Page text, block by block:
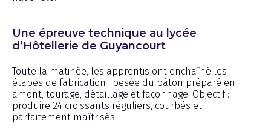
Une épreuve technique au lycée
d’Hôtellerie de Guyancourt
Toute la matinée, les apprentis ont enchaîné les
étapes de fabrication : pesée du pâton préparé en
amont, tourage, détaillage et façonnage. Objectif :
produire 24 croissants réguliers, courbés et
parfaitement maîtrisés.